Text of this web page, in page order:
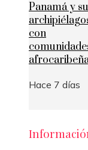
Panamá y
con
Hace 7 días